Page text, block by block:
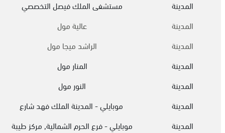
المدينة
مستشفى الملك فيصل التخصصي
المدينة
عالية مول
المدينة
الراشد ميجا مول
المدينة
المنار مول
المدينة
النور مول
المدينة
موبايلي - المدينة الملك فهد شارع
المدينة
موبايلي - فرع الحرم الشمالية, مركز طيبة